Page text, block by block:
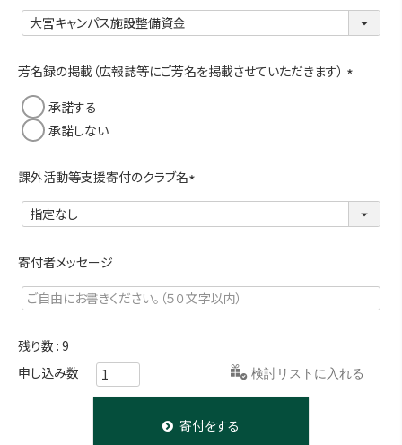
(
必
)
芳名録の掲載（広報誌等にご芳名を掲載させていただきます）
承諾する
承諾しない
課外活動等支援寄付のクラブ名
(
寄付者メッセージ
残り数 9
お気に入りに登録する
寄付をする